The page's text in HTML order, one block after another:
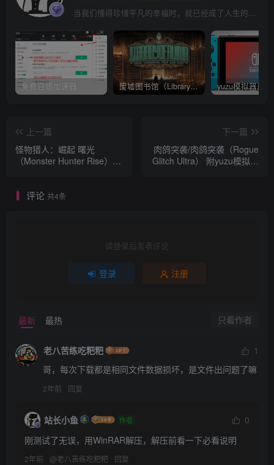
当我们懂得珍惜平凡的幸福时，就已经成了人生的赢家
免费白嫖加速器 废墟图书馆（Library Of Ruina）v1.1.0.6a13 官中 附yuzu模拟器 本体+1.0.3升补
上一篇
怪物猎人：崛起 曙光
（Monster Hunter Rise）
下一篇
肉鸽突袭/肉鸽突袭（Rogue
Glitch Ultra） 附yuzu模拟器
评论 共4条
请登录后发表评论
登录 注册
最新 最热 只看作者
老八苦练吃粑粑
1
哥，每次下载都是相同文件数据损坏，是文件出问题了嘛
2年前 回复
站长小鱼 作者
0
刚测试了无误，用WinRAR解压，解压前看一下必看说明
2年前 @老八苦练吃粑粑 回复